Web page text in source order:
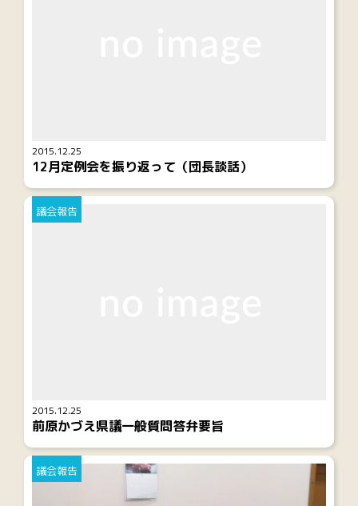
2015.12.25
12月定例会を振り返って（団長談話）
2015.12.25
議会報告
前原かづえ県議一般質問答弁要旨
議会報告